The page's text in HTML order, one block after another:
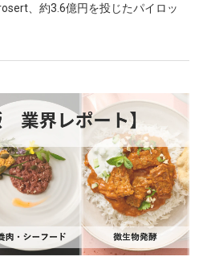
、約3.6億円を投じたパイロッ